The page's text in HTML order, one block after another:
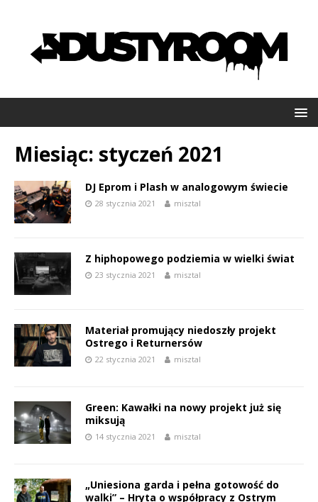
Miesiąc: styczeń 2021
DJ Eprom i Plash w analogowym świecie
28 stycznia 2021 misztal
Z hiphopowego podziemia w wielki świat
23 stycznia 2021 misztal
Materiał promujący niedoszły projekt
Ostrego i Returnersów
22 stycznia 2021 misztal
Green: Kawałki na nowy projekt już się
miksują
14 stycznia 2021 misztal
„Uniesiona garda i pełna gotowość do
walki” – Hryta o współpracy z Ostrym